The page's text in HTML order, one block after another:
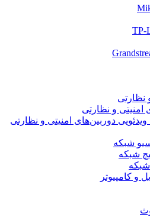
نظارتی
امنیتی و نظارتی
دوربین‌های امنیتی و نظارتی
شبکه
شبکه
و کامپیوتر